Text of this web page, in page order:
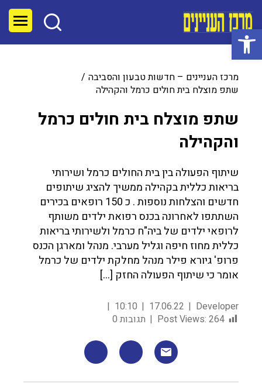
פתח סרגל נגישות
מרכז העניינים – חדשות טבעון והסביבה
שתפ מוצלח בית חולים כרמל והקהילה
שתפ מוצלח בית חולים כרמל
והקהילה
שיתוף הפעולה בין בית החולים כרמל ושירותי
בריאות כללית בקהילה ממשיך להציג שיתופים
חדשים והצלחות נוספות . כ 150 רופאים בכירים
השתתפו לאחרונה בכנס רפואת ילדים משותף
לרופאי ילדים של ביה"ח כרמל ולשירותי בריאות
כללית מחוז חיפה וגליל מערבי. מנהל ומארגן הכנס
פרופ' גיורא פילר מנהל מחלקת ילדים של כרמל
אומר כי שיתוף הפעולה החזק […]
Developer
17.06.22
10:10
Post Views: 264 תגובות 0